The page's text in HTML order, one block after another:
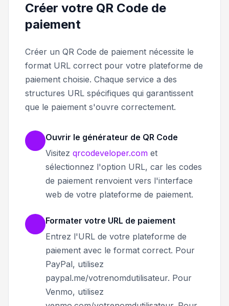
Créer votre QR Code de
paiement
Créer un QR Code de paiement nécessite le
format URL correct pour votre plateforme de
paiement choisie. Chaque service a des
structures URL spécifiques qui garantissent
que le paiement s'ouvre correctement.
Ouvrir le générateur de QR Code
Visitez qrcodeveloper.com et
sélectionnez l'option URL, car les codes
de paiement renvoient vers l'interface
web de votre plateforme de paiement.
Formater votre URL de paiement
Entrez l'URL de votre plateforme de
paiement avec le format correct. Pour
PayPal, utilisez
paypal.me/votrenomdutilisateur. Pour
Venmo, utilisez